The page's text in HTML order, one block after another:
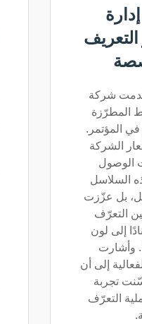
شركة
المطرّزة
المؤتمر.
الشركة
الوصول
السلاسل
بل عزّزت
التعرّف
إلى لون
وأشارت
إلى أن
تجربة
التعرّف